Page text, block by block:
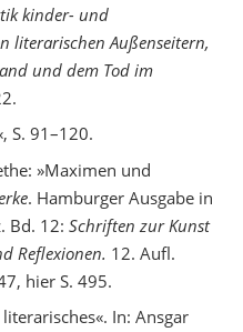
kinder- und
literarischen Außenseitern,
und dem Tod im
S. 91–120.
»Maximen und
. Hamburger Ausgabe in
Bd. 12: Schriften zur Kunst
Reflexionen. 12. Aufl.
hier S. 495.
In: Ansgar